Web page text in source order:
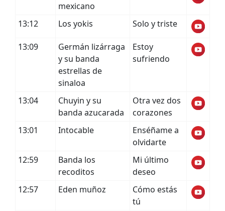
mexicano
13:12 Los yokis Solo y triste
13:09
Germán lizárraga
y su banda
estrellas de
sinaloa
Estoy
sufriendo
13:04
Chuyin y su
banda azucarada
Otra vez dos
corazones
13:01
Intocable
Enséñame a
olvidarte
12:59
Banda los
recoditos
Mi último
deseo
12:57
Eden muñoz
Cómo estás
tú